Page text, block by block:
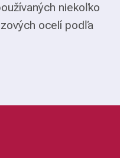
niekoľko
ocelí podľa